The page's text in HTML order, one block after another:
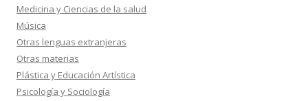
Medicina y Ciencias de la salud
Música
Otras lenguas extranjeras
Otras materias
Plástica y Educación Artística
Psicología y Sociología